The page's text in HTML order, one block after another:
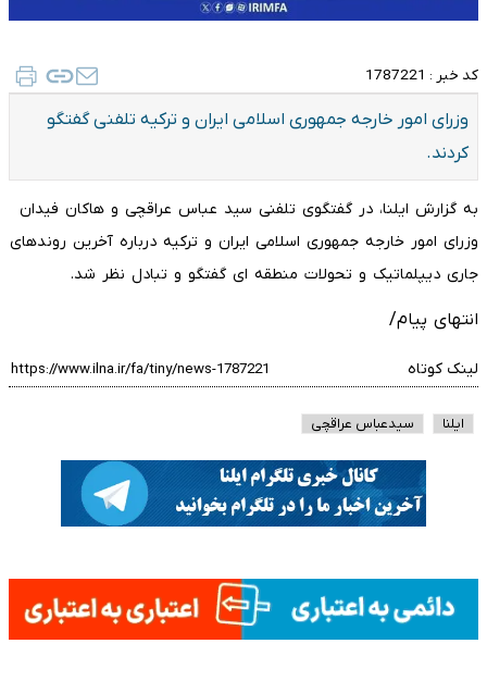
کد خبر : 1787221
وزرای امور خارجه جمهوری اسلامی ایران و ترکیه تلفنی گفتگو
کردند.
به گزارش ایلنا، در گفتگوی تلفنی سید عباس عراقچی و هاکان فیدان
وزرای امور خارجه جمهوری اسلامی ایران و ترکیه درباره آخرین روندهای
جاری دیپلماتیک و تحولات منطقه ای گفتگو و تبادل نظر شد.
انتهای پیام/
لینک کوتاه
ایلنا سیدعباس عراقچی